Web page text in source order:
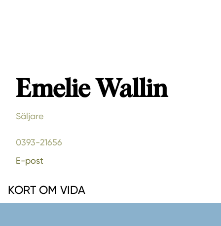
Emelie Wallin
Säljare
0393-21656
E-post
KORT OM VIDA